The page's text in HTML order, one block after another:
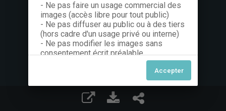
- Ne pas faire un usage commercial des
images (accès libre pour tout public)
- Ne pas diffuser au public ou à des tiers
(hors cadre d'un usage privé ou interne)
- Ne pas modifier les images sans
consentement écrit préalable
Dans le cas contraire, nous vous invitons
à nous contacter afin de solliciter le type
de Licence souhaitée parmi celles
proposées et le cas échéant, acquitter